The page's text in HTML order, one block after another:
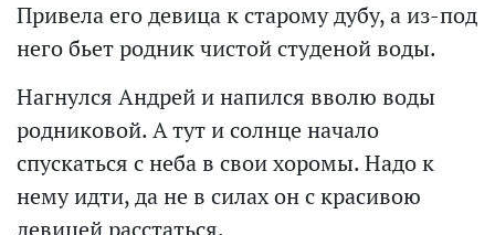
Привела его девица к старому дубу, а из-под
него бьет родник чистой студеной воды.
Нагнулся Андрей и напился вволю воды
родниковой. А тут и солнце начало
спускаться с неба в свои хоромы. Надо к
нему идти, да не в силах он с красивою